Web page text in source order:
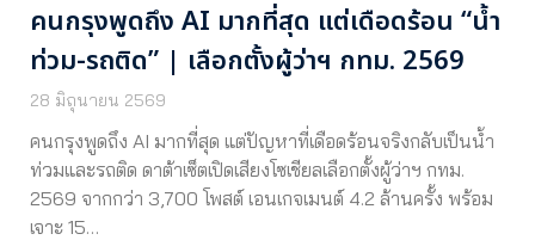
คนกรุงพูดถึง AI มากที่สุด แต่เดือดร้อน “น้ำ
ท่วม-รถติด” | เลือกตั้งผู้ว่าฯ กทม. 2569
28 มิถุนายน 2569
คนกรุงพูดถึง AI มากที่สุด แต่ปัญหาที่เดือดร้อนจริงกลับเป็นน้ำ
ท่วมและรถติด ดาต้าเซ็ตเปิดเสียงโซเชียลเลือกตั้งผู้ว่าฯ กทม.
2569 จากกว่า 3,700 โพสต์ เอนเกจเมนต์ 4.2 ล้านครั้ง พร้อม
เจาะ 15…